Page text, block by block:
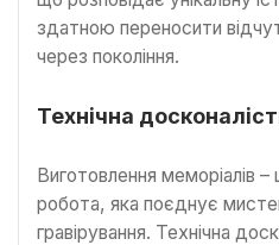
здатною переносити
через покоління.
Технічна
Виготовлення меморіалів –
робота, яка поєднує
гравірування. Технічна